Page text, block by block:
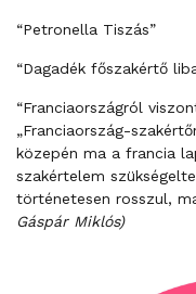
“Petronella Tiszás”
“Dagadék főszakértő
“Franciaországról
„Franciaország-
közepén ma a francia
szakértelem
történetesen rosszul,
Gáspár Miklós)